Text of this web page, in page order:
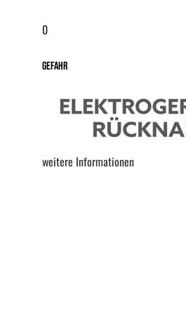
0
Gefahr
weitere Informationen